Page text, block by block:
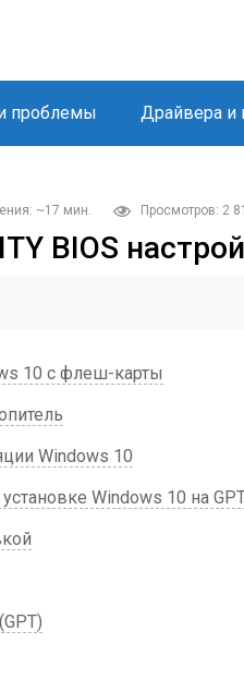
проблемы Драйвера и
~17 мин. Просмотров: 2
BIOS
10 с флеш-карты
Windows 10
Windows 10 на